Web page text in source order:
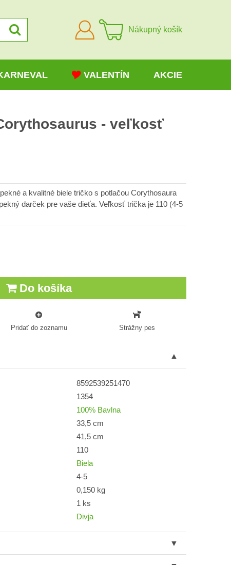
Prihlásiť
sa
Nákupný košík
VALENTÍN AKCIE
- veľkosť
a kvalitné biele tričko s potlačou Corythosaura
darček pre vaše dieťa. Veľkosť trička je 110 (4-5
Do košíka
Pridať do zoznamu Strážny pes
8592539251470
1354
100% Bavlna
33,5 cm
41,5 cm
110
Biela
4-5
0,150 kg
1 ks
Divja